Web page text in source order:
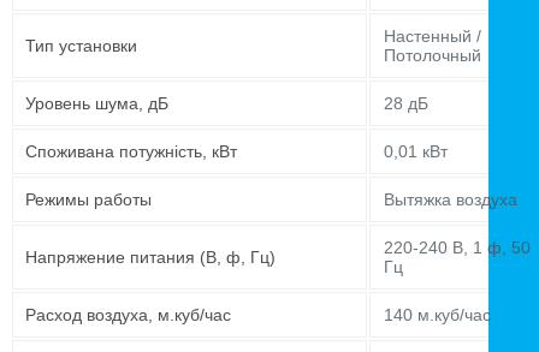
Тип установки
Настенный /
Потолочный
Уровень шума, дБ 28 дБ
Споживана потужність, кВт 0,01 кВт
Режимы работы Вытяжка воздуха
Напряжение питания (В, ф, Гц)
220-240 В, 1 ф, 50
Гц
Расход воздуха, м.куб/час 140 м.куб/час